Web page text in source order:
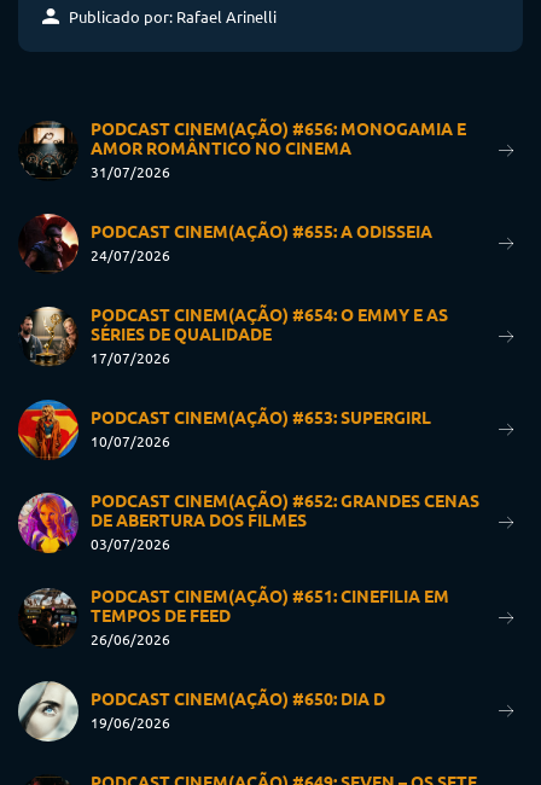
Publicado por: Rafael Arinelli
PODCAST CINEM(AÇÃO) #656: MONOGAMIA E
AMOR ROMÂNTICO NO CINEMA
31/07/2026
PODCAST CINEM(AÇÃO) #655: A ODISSEIA
24/07/2026
PODCAST CINEM(AÇÃO) #654: O EMMY E AS
SÉRIES DE QUALIDADE
17/07/2026
PODCAST CINEM(AÇÃO) #653: SUPERGIRL
10/07/2026
PODCAST CINEM(AÇÃO) #652: GRANDES CENAS
DE ABERTURA DOS FILMES
03/07/2026
PODCAST CINEM(AÇÃO) #651: CINEFILIA EM
TEMPOS DE FEED
26/06/2026
PODCAST CINEM(AÇÃO) #650: DIA D
19/06/2026